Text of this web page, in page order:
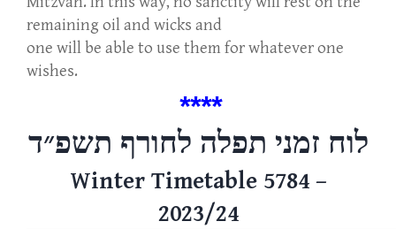
remaining oil and wicks and
one will be able to use them for whatever one
wishes.
****
לוח זמני תפלה לחורף תשפ״ד
Winter Timetable 5784 –
2023/24